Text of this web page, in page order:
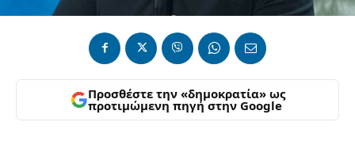
Προσθέστε την «δημοκρατία» ως
προτιμώμενη πηγή στην Google